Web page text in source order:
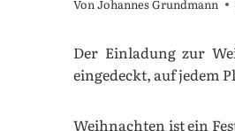
VonJohannes Grundmann
Der Einladung zur
eingedeckt, auf jedem
Weihnachten ist ein